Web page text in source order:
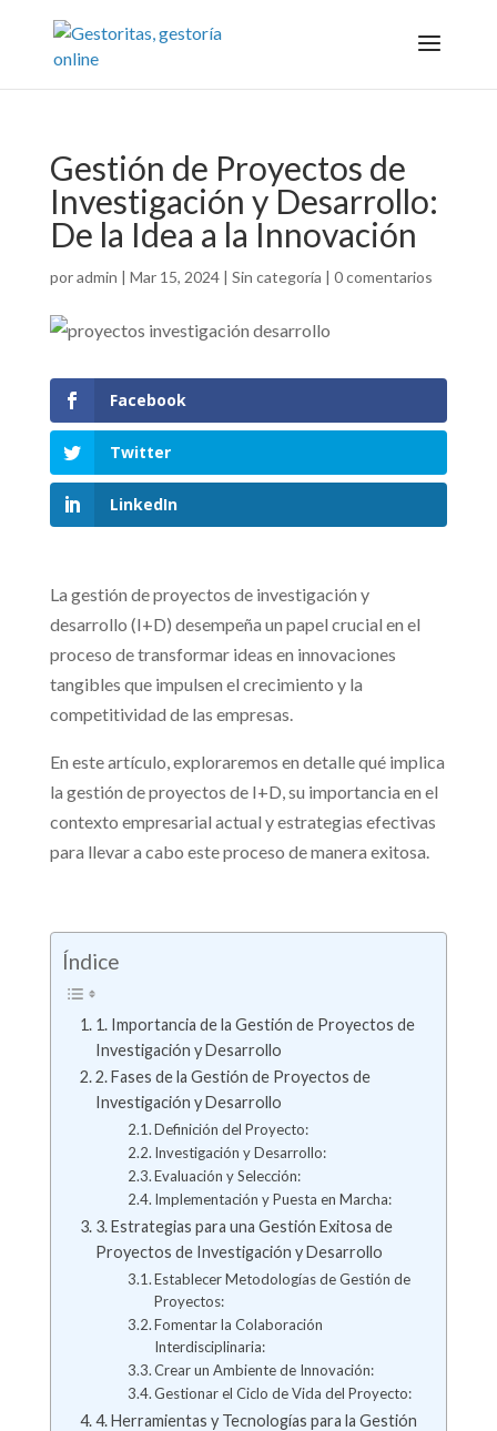
Gestión de Proyectos de
Investigación y Desarrollo:
De la Idea a la Innovación
poradmin | Mar 15, 2024| Sin categoría | 0 comentarios
Facebook
Twitter
LinkedIn
La gestión de proyectos de investigación y
desarrollo (I+D) desempeña un papel crucial en el
proceso de transformar ideas en innovaciones
tangibles que impulsen el crecimiento y la
competitividad de las empresas.
En este artículo, exploraremos en detalle qué implica
la gestión de proyectos de I+D, su importancia en el
contexto empresarial actual y estrategias efectivas
para llevar a cabo este proceso de manera exitosa.
Índice
1. Importancia de la Gestión de Proyectos de
Investigación y Desarrollo
2. Fases de la Gestión de Proyectos de
Investigación y Desarrollo
Definición del Proyecto:
Investigación y Desarrollo:
Evaluación y Selección:
Implementación y Puesta en Marcha:
3. Estrategias para una Gestión Exitosa de
Proyectos de Investigación y Desarrollo
Establecer Metodologías de Gestión de
Proyectos:
Fomentar la Colaboración
Interdisciplinaria:
Crear un Ambiente de Innovación:
Gestionar el Ciclo de Vida del Proyecto:
4. Herramientas y Tecnologías para la Gestión